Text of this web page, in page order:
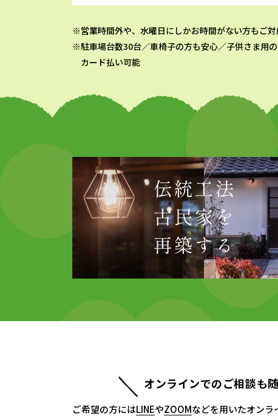
営業時間外や、水曜日にしかお時間がない方もご対
駐車場台数30台／車椅子の方も安心／子供さま用
カード払い可能
オンラインでのご相談も
ご希望の方にはLINE
LINEやZOOM
ZOOMなどを用いたオンラ